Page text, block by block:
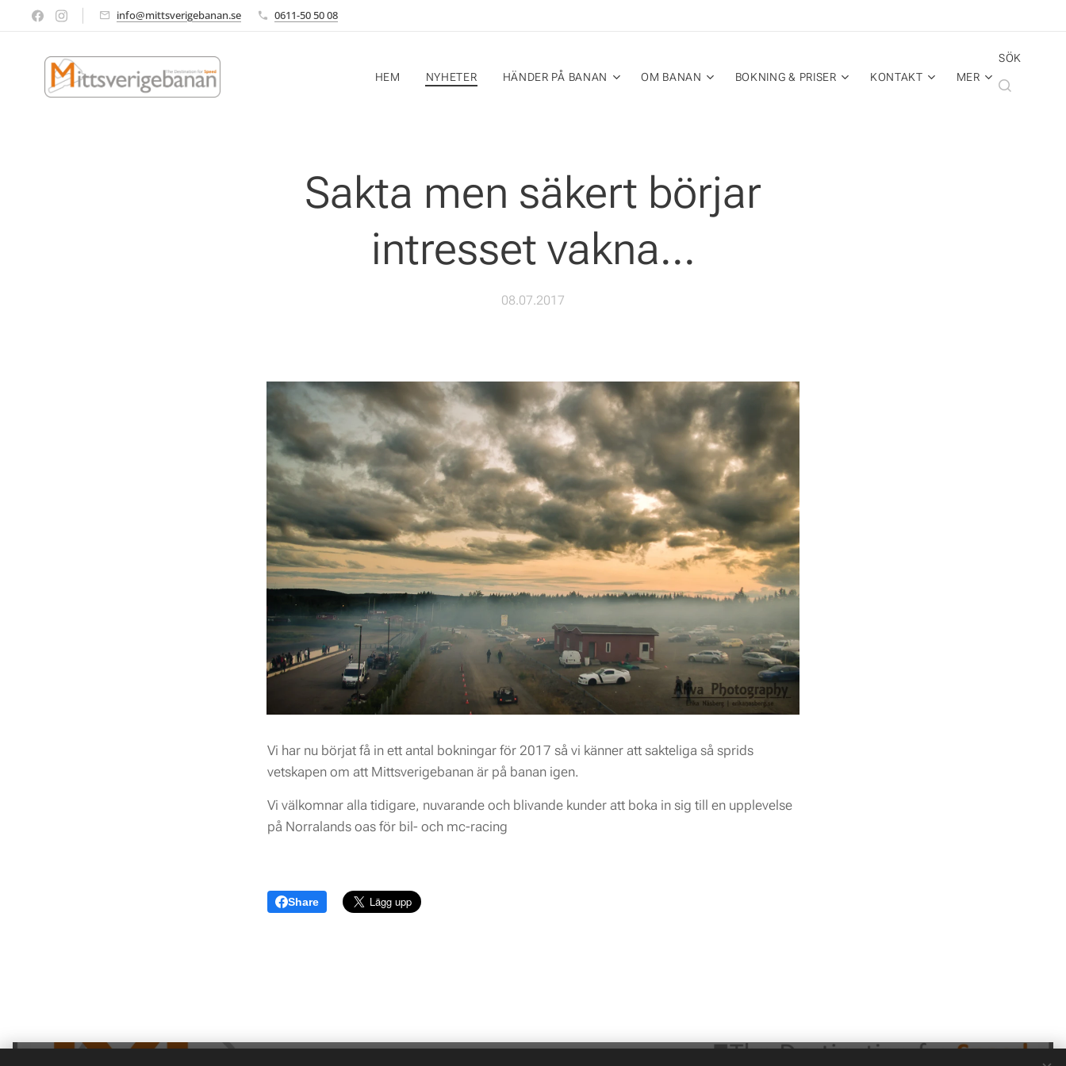
info@mittsverigebanan.se 0611-50 50 08
HEM NYHETER HÄNDER PÅ BANAN OM BANAN BOKNING & PRISER KONTAKT MER
SÖK
Sakta men säkert börjar
intresset vakna...
08.07.2017
Vi har nu börjat få in ett antal bokningar för 2017 så vi känner att sakteliga så sprids
vetskapen om att Mittsverigebanan är på banan igen.
Vi välkomnar alla tidigare, nuvarande och blivande kunder att boka in sig till en upplevelse
på Norralands oas för bil- och mc-racing
Share